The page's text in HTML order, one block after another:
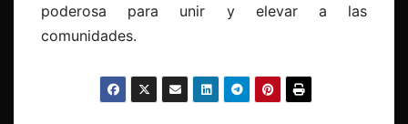
poderosa para unir y elevar a las
comunidades.